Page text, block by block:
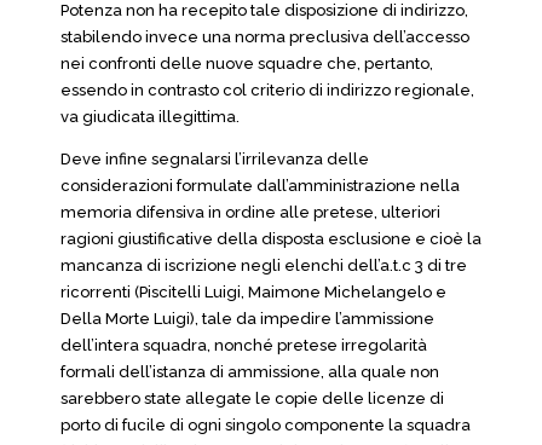
Potenza non ha recepito tale disposizione di indirizzo,
stabilendo invece una norma preclusiva dell’accesso
nei confronti delle nuove squadre che, pertanto,
essendo in contrasto col criterio di indirizzo regionale,
va giudicata illegittima.
Deve infine segnalarsi l’irrilevanza delle
considerazioni formulate dall’amministrazione nella
memoria difensiva in ordine alle pretese, ulteriori
ragioni giustificative della disposta esclusione e cioè la
mancanza di iscrizione negli elenchi dell’a.t.c 3 di tre
ricorrenti (Piscitelli Luigi, Maimone Michelangelo e
Della Morte Luigi), tale da impedire l’ammissione
dell’intera squadra, nonché pretese irregolarità
formali dell’istanza di ammissione, alla quale non
sarebbero state allegate le copie delle licenze di
porto di fucile di ogni singolo componente la squadra